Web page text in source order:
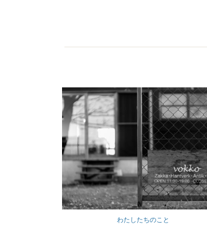
わたしたちのこと